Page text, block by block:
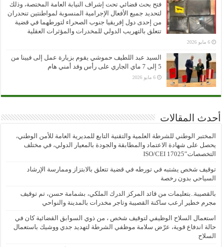
فتح بحث قضائي تحت إشراف النيابة العامة المختصة، وذلك
لتحديد جميع الأفعال الإجرامية المنسوبة لمواطنتين تنحدران
من إحدى دول إفريقيا جنوب الصحراء لتورطهما في قضية
تتعلق بالتهريب الدولي للمخدرات والمؤثرات العقلية
6 مايو 2026
السيد عبد اللطيف حموشي يقوم بزيارة عمل إلى فيينا من
5 إلى 7 ماي الجاري على رأس وفد أمني هام
6 مايو 2026
أحدث المقالات
المختبر الوطني للشرطة العلمية والتقنية التابع للمديرية العامة للأمن الوطني،
يحصل على شهادة الاعتماد والمطابقة والجودة بالمعيار الدولي، في مختلف
التخصصات”ISO/CEI 17025
توقيف شخص يشتبه في تورطه في قضية تتعلق بالابتزاز وممارسة الإرشاد
السياحي بدون رخصة
بالقصيبة..بتعليمات من قائد المركز الدرك الملكي، بشمامة حسن، تم توقيف
مجرم خطير ارعب ساكنة القصيبة وتاجر مخدرات بالمدينة والنواحي
استعمال السلاح الوظيفي لتوقيف شخص ، من ذوي السوابق القضائية كان في
حالة اندفاع قوية، عرّض سلامة موظفي الشرطة لتهديد جدي ووشيك باستعمال
السلاح